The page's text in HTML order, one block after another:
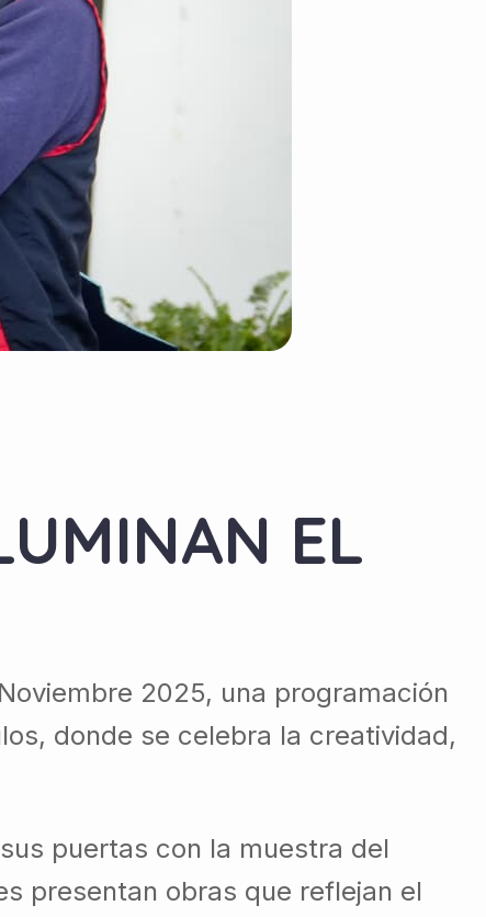
EL
2025, una programación
donde se celebra la creatividad,
puertas con la muestra del
presentan obras que reflejan el